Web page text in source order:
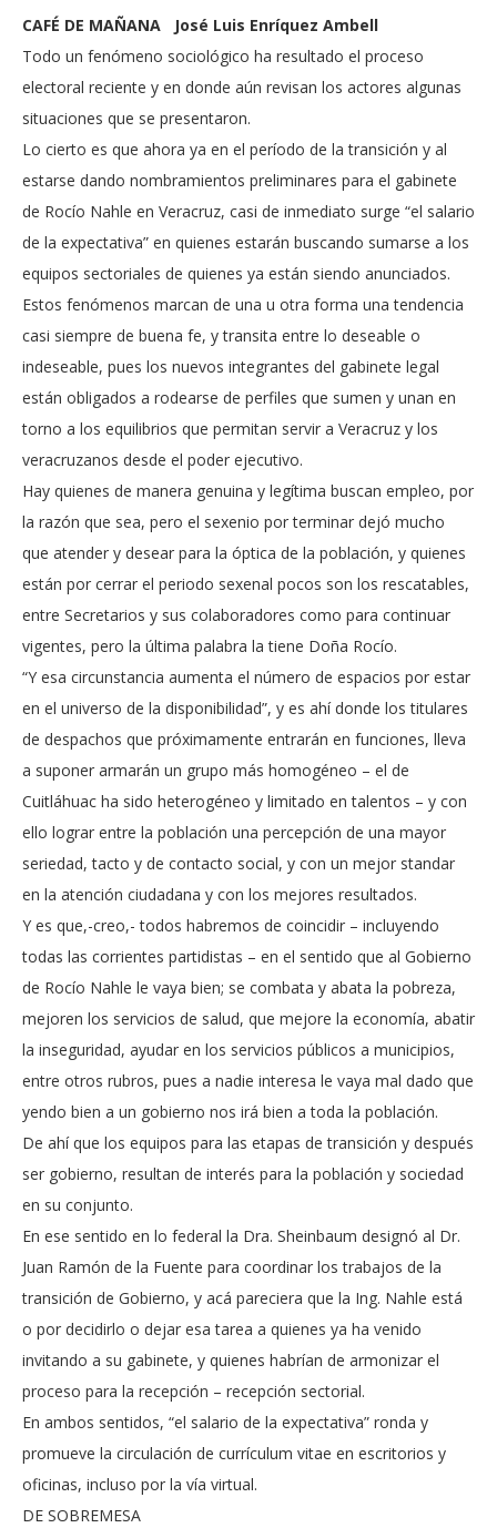
CAFÉ DE MAÑANA José Luis Enríquez Ambell
Todo un fenómeno sociológico ha resultado el proceso
electoral reciente y en donde aún revisan los actores algunas
situaciones que se presentaron.
Lo cierto es que ahora ya en el período de la transición y al
estarse dando nombramientos preliminares para el gabinete
de Rocío Nahle en Veracruz, casi de inmediato surge “el salario
de la expectativa” en quienes estarán buscando sumarse a los
equipos sectoriales de quienes ya están siendo anunciados.
Estos fenómenos marcan de una u otra forma una tendencia
casi siempre de buena fe, y transita entre lo deseable o
indeseable, pues los nuevos integrantes del gabinete legal
están obligados a rodearse de perfiles que sumen y unan en
torno a los equilibrios que permitan servir a Veracruz y los
veracruzanos desde el poder ejecutivo.
Hay quienes de manera genuina y legítima buscan empleo, por
la razón que sea, pero el sexenio por terminar dejó mucho
que atender y desear para la óptica de la población, y quienes
están por cerrar el periodo sexenal pocos son los rescatables,
entre Secretarios y sus colaboradores como para continuar
vigentes, pero la última palabra la tiene Doña Rocío.
“Y esa circunstancia aumenta el número de espacios por estar
en el universo de la disponibilidad”, y es ahí donde los titulares
de despachos que próximamente entrarán en funciones, lleva
a suponer armarán un grupo más homogéneo – el de
Cuitláhuac ha sido heterogéneo y limitado en talentos – y con
ello lograr entre la población una percepción de una mayor
seriedad, tacto y de contacto social, y con un mejor standar
en la atención ciudadana y con los mejores resultados.
Y es que,-creo,- todos habremos de coincidir – incluyendo
todas las corrientes partidistas – en el sentido que al Gobierno
de Rocío Nahle le vaya bien; se combata y abata la pobreza,
mejoren los servicios de salud, que mejore la economía, abatir
la inseguridad, ayudar en los servicios públicos a municipios,
entre otros rubros, pues a nadie interesa le vaya mal dado que
yendo bien a un gobierno nos irá bien a toda la población.
De ahí que los equipos para las etapas de transición y después
ser gobierno, resultan de interés para la población y sociedad
en su conjunto.
En ese sentido en lo federal la Dra. Sheinbaum designó al Dr.
Juan Ramón de la Fuente para coordinar los trabajos de la
transición de Gobierno, y acá pareciera que la Ing. Nahle está
o por decidirlo o dejar esa tarea a quienes ya ha venido
invitando a su gabinete, y quienes habrían de armonizar el
proceso para la recepción – recepción sectorial.
En ambos sentidos, “el salario de la expectativa” ronda y
promueve la circulación de currículum vitae en escritorios y
oficinas, incluso por la vía virtual.
DE SOBREMESA